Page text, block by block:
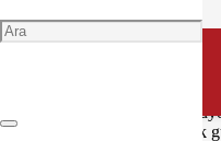
haberlerinizi her yerde
sızlıyor. Yine de